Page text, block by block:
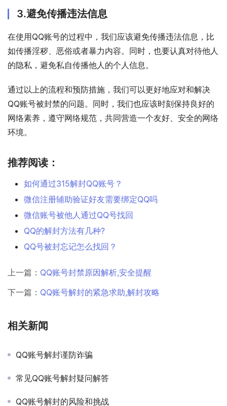
3.避免传播违法信息
在使用QQ账号的过程中，我们应该避免传播违法信息，比
如传播淫秽、恶俗或者暴力内容。同时，也要认真对待他人
的隐私，避免私自传播他人的个人信息。
通过以上的流程和预防措施，我们可以更好地应对和解决
QQ账号被封禁的问题。同时，我们也应该时刻保持良好的
网络素养，遵守网络规范，共同营造一个友好、安全的网络
环境。
推荐阅读：
如何通过315解封QQ账号？
微信注册辅助验证好友需要绑定QQ吗
微信账号被他人通过QQ号找回
QQ的解封方法有几种?
QQ号被封忘记怎么找回？
上一篇： QQ账号封禁原因解析,安全提醒
下一篇： QQ账号解封的紧急求助,解封攻略
相关新闻
QQ账号解封谨防诈骗
常见QQ账号解封疑问解答
QQ账号解封的风险和挑战